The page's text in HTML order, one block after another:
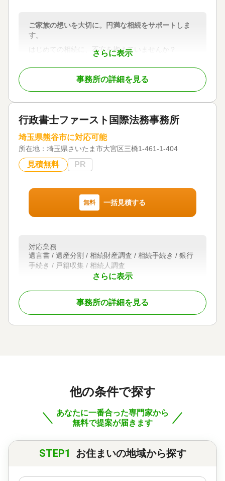
さらに表示
ご家族の想いを大切に。円満な相続をサポートしま
す。
はじめての相続に、不安を抱えていませんか？
その不安、私たちと一緒に整理しましょう。
関東全域対応可
遺言書 / 遺産分割 / 相続財産調査 / 相続税申告 / 相続
義変更）
電話相談可 / 訪問可 / 初回相談無料 / 18時以降相談可
/ オンライン面談可 / 事務所面談可
事務所の詳細を見る
行政書士ファースト国際法務事務所
埼玉県熊谷市に対応可能
所在地： 埼玉県さいたま市大宮区三橋1-461-1-404
見積無料 PR
無料 一括見積する
さらに表示
対応業務
遺言書 / 遺産分割 / 相続財産調査 / 相続手続き / 銀行
手続き / 戸籍収集 / 相続人調査
初回相談無料
事務所の詳細を見る
他の条件で探す
あなたに一番合った専門家から
無料で提案が届きます
STEP1 お住まいの地域から探す